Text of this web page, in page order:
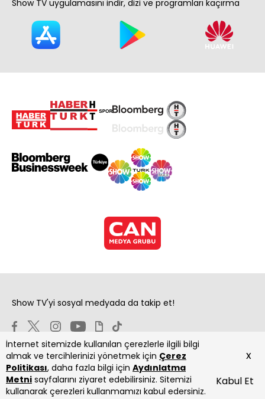
İnternet sitemizde kullanılan çerezlerle ilgili bilgi
almak ve tercihlerinizi yönetmek için Çerez
Politikası, daha fazla bilgi için Aydınlatma
Metni sayfalarını ziyaret edebilirsiniz. Sitemizi
kullanarak çerezleri kullanmamızı kabul edersiniz.
Kabul Et
x
Show TV uygulamasını indir, dizi ve programları kaçırma
Show TV'yi sosyal medyada da takip et!
Copyright 2026 Show Televizyon Yayıncılık A.Ş.